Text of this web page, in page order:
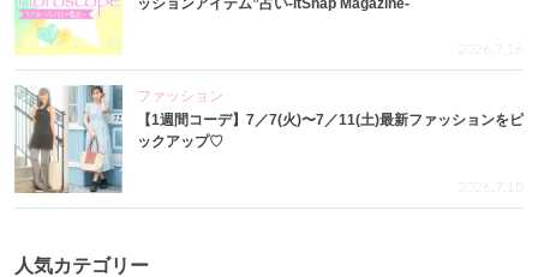
ッションアイテム”占い-itSnap Magazine-
2026.7.16
ファッション
【1週間コーデ】7／7(火)〜7／11(土)最新ファッションをピ
ックアップ♡
2026.7.15
人気カテゴリー